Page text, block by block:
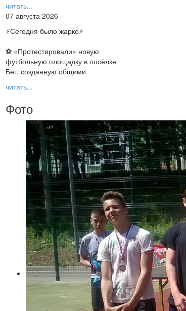
читать...
07 августа 2026
⚡️Сегодня было жарко⚡️
⚽ ️«Протестировали» новую
футбольную площадку в посёлке
Бег, созданную общими
читать...
Фото